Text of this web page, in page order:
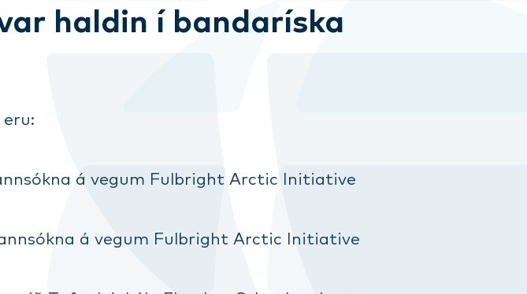
haldin í bandaríska
á vegum Fulbright Arctic Initiative
á vegum Fulbright Arctic Initiative